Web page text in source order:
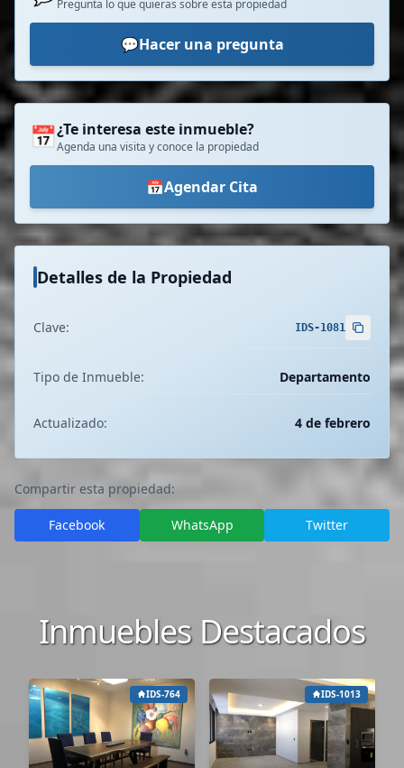
Pregunta lo que quieras sobre esta propiedad
💬Hacer una pregunta
📅¿Te interesa este inmueble?
Agenda una visita y conoce la propiedad
📅Agendar Cita
Detalles de la Propiedad
Clave: IDS-1081
Tipo de Inmueble: Departamento
Actualizado: 4 de febrero
Compartir esta propiedad:
Facebook WhatsApp Twitter
Inmuebles Destacados
IDS-764 IDS-1013